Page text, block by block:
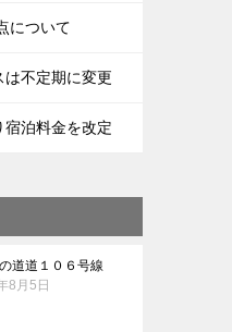
について
不定期に変更
泊料金を改定
道道１０６号線
8月5日